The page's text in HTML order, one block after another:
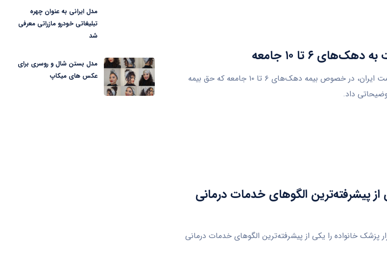
۶ تا ۱۰ جامعه
مدیرعامل سازمان بیمه سلامت ایران، در خصوص بیمه دهک‌های ۶ تا ۱۰ جامعه که حق بیمه
داد.
پیشرفته‌ترین الگوهای خدمات درمانی
پزشک خانواده را یکی از پیشرفته‌ترین الگوهای خدمات درمانی
مدل ایرانی به عنوان چهره
تبلیغاتی خودرو مازراتی معرفی
شد
مدل بستن شال و روسری برای
عکس های میکاپ